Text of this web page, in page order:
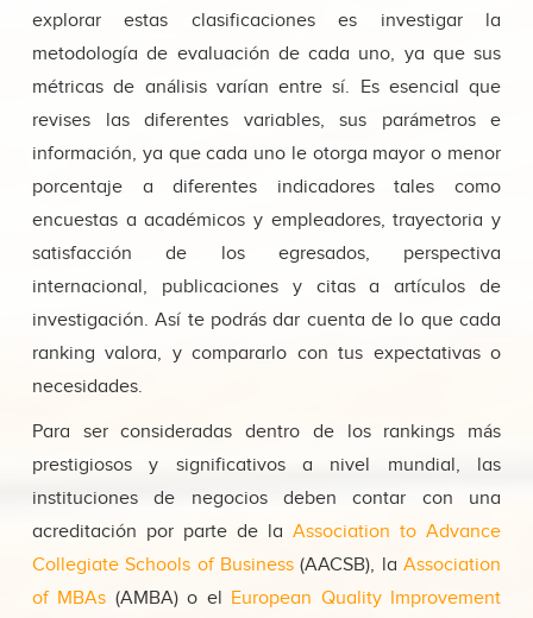
explorar estas clasificaciones es investigar la
metodología de evaluación de cada uno, ya que sus
métricas de análisis varían entre sí. Es esencial que
revises las diferentes variables, sus parámetros e
información, ya que cada uno le otorga mayor o menor
porcentaje a diferentes indicadores tales como
encuestas a académicos y empleadores, trayectoria y
satisfacción de los egresados, perspectiva
internacional, publicaciones y citas a artículos de
investigación. Así te podrás dar cuenta de lo que cada
ranking valora, y compararlo con tus expectativas o
necesidades.
Para ser consideradas dentro de los rankings más
prestigiosos y significativos a nivel mundial, las
instituciones de negocios deben contar con una
acreditación por parte de la Association to Advance
Collegiate Schools of Business (AACSB), la Association
of MBAs (AMBA) o el European Quality Improvement